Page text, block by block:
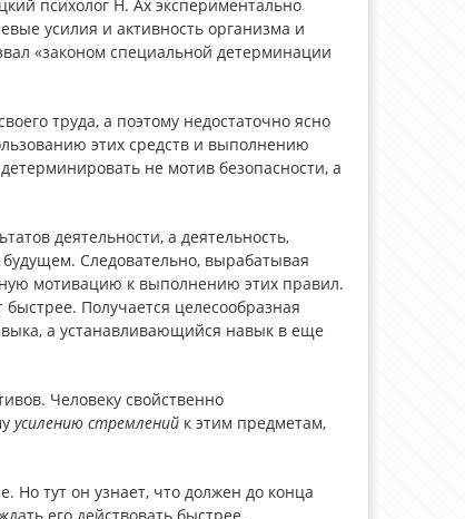
психолог Н. Ах экспериментально
усилия и активность организма и
«законом специальной детерминации
труда, а поэтому недостаточно ясно
этих средств и выполнению
не мотив безопасности, а
деятельности, а деятельность,
Следовательно, вырабатывая
мотивацию к выполнению этих правил.
Получается целесообразная
а устанавливающийся навык в еще
Человеку свойственно
усилениюстремленийк этим предметам,
тут он узнает, что должен до конца